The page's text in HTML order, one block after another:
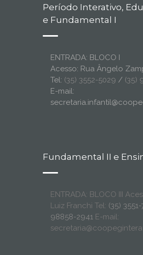
Período Interativo,
e Fundamental I
ENTRADA: BLOCO I
Acesso: Rua Ângelo
Tel: (35) 3552-5029 / (35)
E-mail:
Fundamental II e
ENTRADA: BLOCO III
Luiz Franchi Tel: (35)
98858-2941 E-mail: